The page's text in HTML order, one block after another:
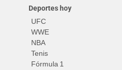
Deportes hoy
UFC
WWE
NBA
Tenis
Fórmula 1